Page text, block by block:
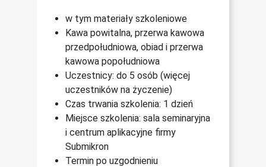
w tym materiały szkoleniowe
Kawa powitalna, przerwa kawowa
przedpołudniowa, obiad i przerwa
kawowa popołudniowa
Uczestnicy: do 5 osób (więcej
uczestników na życzenie)
Czas trwania szkolenia: 1 dzień
Miejsce szkolenia: sala seminaryjna
i centrum aplikacyjne firmy
Submikron
Termin po uzgodnieniu